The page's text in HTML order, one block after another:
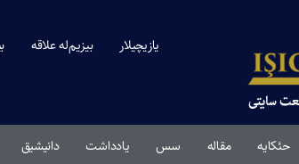
یازیچیلار بیزیم‌له علاقه
حئکایه مقاله‌ سس یادداشت دانیشیق